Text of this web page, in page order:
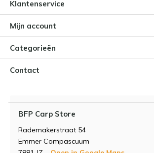
Klantenservice
Mijn account
Categorieën
Contact
BFP Carp Store
Rademakerstraat 54
Emmer Compascuum